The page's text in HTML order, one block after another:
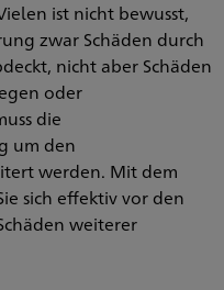
ist nicht bewusst,
zwar Schäden durch
nicht aber Schäden
oder
die
um den
werden. Mit dem
sich effektiv vor den
weiterer